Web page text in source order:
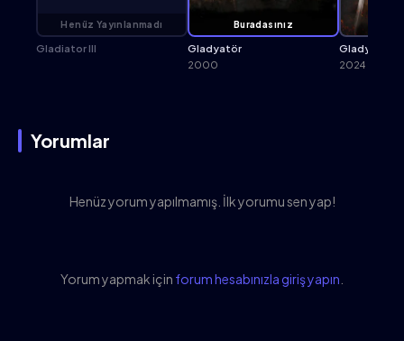
Henüz Yayınlanmadı
Gladiator III
Buradasınız
Gladyatör
2000
Gladyatör II
2024
Yorumlar
Henüz yorum yapılmamış. İlk yorumu sen yap!
Yorum yapmak için forum hesabınızla giriş yapın